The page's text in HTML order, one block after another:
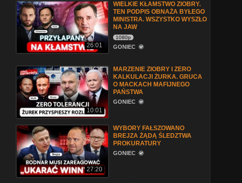
26:01
WIELKIE KŁAMSTWO ZIOBRY.
TEN PODPIS OBNAŻA BYŁEGO
MINISTRA. WSZYSTKO WYSZŁO
NA JAW
1080p
GONIEC
10:01
MARZENIE ZIOBRY I ZERO
KALKULACJI ŻURKA. GRUCA
O MACKACH MAFIJNEGO
PAŃSTWA
GONIEC
27:20
WYBORY FAŁSZOWANO
BREJZA ŻĄDĄ ŚLEDZTWA
PROKURATURY
GONIEC